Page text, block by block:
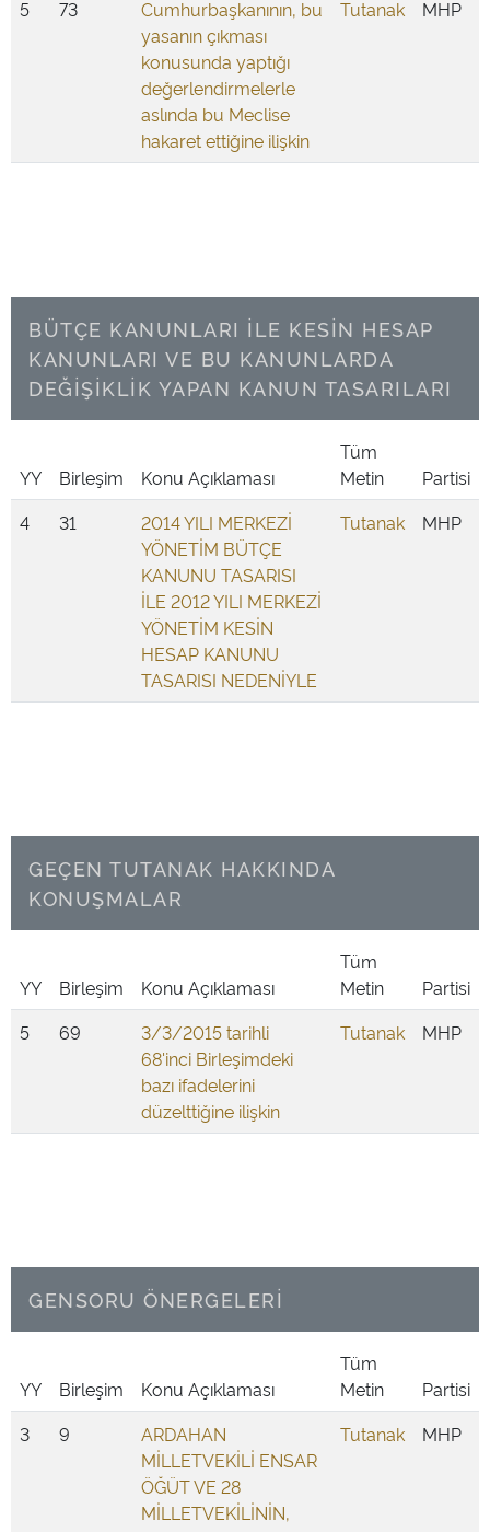
5 73
Cumhurbaşkanının, bu
yasanın çıkması
konusunda yaptığı
değerlendirmelerle
aslında bu Meclise
hakaret ettiğine ilişkin
Tutanak MHP
BÜTÇE KANUNLARI İLE KESİN HESAP
KANUNLARI VE BU KANUNLARDA
DEĞİŞİKLİK YAPAN KANUN TASARILARI
YY Birleşim Konu Açıklaması
Tüm
Metin
Partisi
4
31
2014 YILI MERKEZİ
YÖNETİM BÜTÇE
KANUNU TASARISI
İLE 2012 YILI MERKEZİ
YÖNETİM KESİN
HESAP KANUNU
TASARISI NEDENİYLE
Tutanak MHP
GEÇEN TUTANAK HAKKINDA
KONUŞMALAR
YY Birleşim Konu Açıklaması
Tüm
Metin
Partisi
5
69
3/3/2015 tarihli
68'inci Birleşimdeki
bazı ifadelerini
düzelttiğine ilişkin
Tutanak MHP
GENSORU ÖNERGELERİ
YY Birleşim Konu Açıklaması
Tüm
Metin
Partisi
3
9
ARDAHAN
MİLLETVEKİLİ ENSAR
ÖĞÜT VE 28
MİLLETVEKİLİNİN,
Tutanak MHP